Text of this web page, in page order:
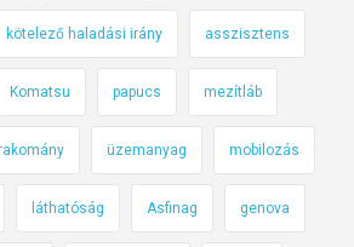
kötelező haladási irány asszisztens
Komatsu papucs mezítláb
üzemanyag mobilozás
láthatóság Asfinag genova